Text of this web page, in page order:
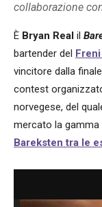
collaborazione
È Bryan Real il
bartender del
vincitore dalla
contest
norvegese, del
mercato la
Bareksten tra le